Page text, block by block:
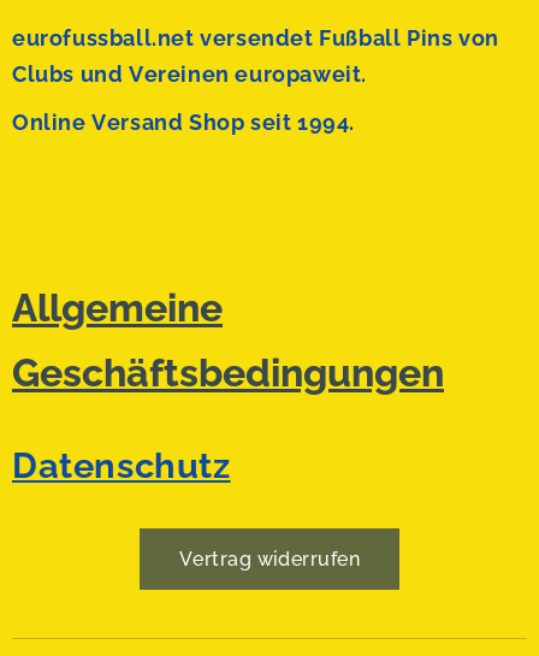
eurofussball.net versendet Fußball Pins von
Clubs und Vereinen europaweit.
Online Versand Shop seit 1994.
Allgemeine
Geschäftsbedingungen
Datenschutz
Vertrag widerrufen